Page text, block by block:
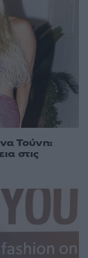
Τούνη:
στις